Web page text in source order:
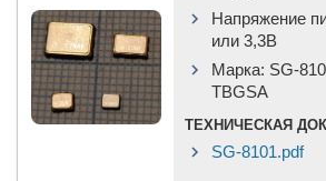
Напряжение
или 3,3B
Марка: SG-
TBGSA
ТЕХНИЧЕСКАЯ
SG-8101.pdf